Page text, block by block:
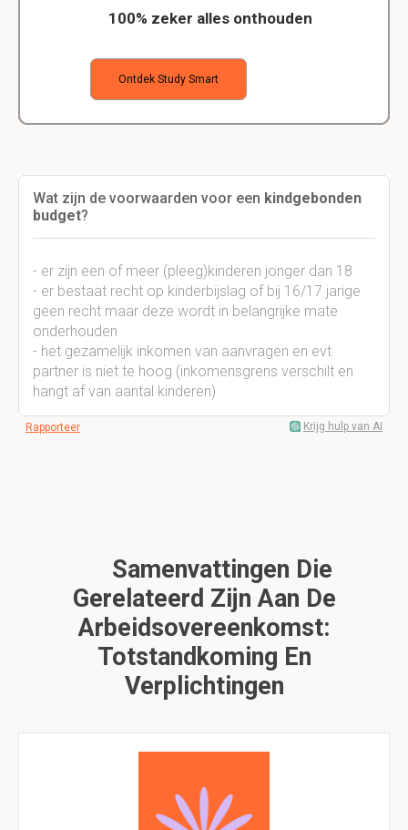
100% zeker alles onthouden
Ontdek Study Smart
Wat zijn de voorwaarden voor een kindgebonden
budget?
- er zijn een of meer (pleeg)kinderen jonger dan 18
- er bestaat recht op kinderbijslag of bij 16/17 jarige
geen recht maar deze wordt in belangrijke mate
onderhouden
- het gezamelijk inkomen van aanvragen en evt
partner is niet te hoog (inkomensgrens verschilt en
hangt af van aantal kinderen)
Rapporteer Krijg hulp van AI
Samenvattingen Die
Gerelateerd Zijn Aan De
Arbeidsovereenkomst:
Totstandkoming En
Verplichtingen